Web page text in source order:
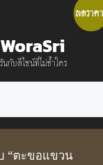
กับดีไซน์ที่ไม่ซ้ำใคร
“ตะขอแขวน
ลดราค